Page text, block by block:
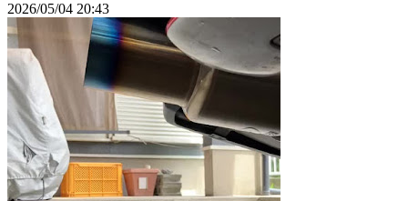
2026/05/04 20:43